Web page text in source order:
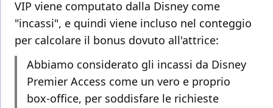
VIP viene computato dalla Disney come
"incassi", e quindi viene incluso nel conteggio
per calcolare il bonus dovuto all'attrice:
Abbiamo considerato gli incassi da Disney
Premier Access come un vero e proprio
box-office, per soddisfare le richieste